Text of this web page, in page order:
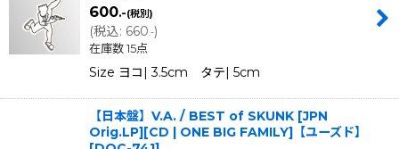
600.-(税別)
(税込: 660.-)
在庫数 15点
Size ヨコ| 3.5cm タテ| 5cm
【日本盤】V.A. / BEST of SKUNK [JPN
Orig.LP][CD | ONE BIG FAMILY]【ユーズド】